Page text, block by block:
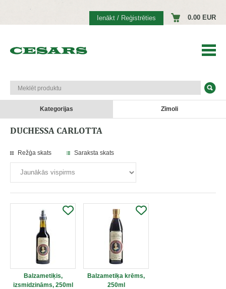
Ienākt / Reģistrēties 0.00 EUR
Kategorijas Zīmoli
DUCHESSA CARLOTTA
Režģa skats Saraksta skats
Balzametiķis,
izsmidzināms, 250ml
Balzametiķa krēms,
250ml